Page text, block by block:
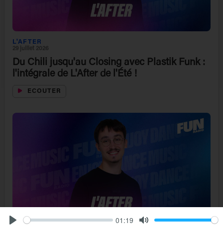
L'AFTER
29 juillet 2026
Du Chili jusqu'au Closing avec Plastik Funk :
l'intégrale de L'After de l'Été !
ECOUTER
01:19